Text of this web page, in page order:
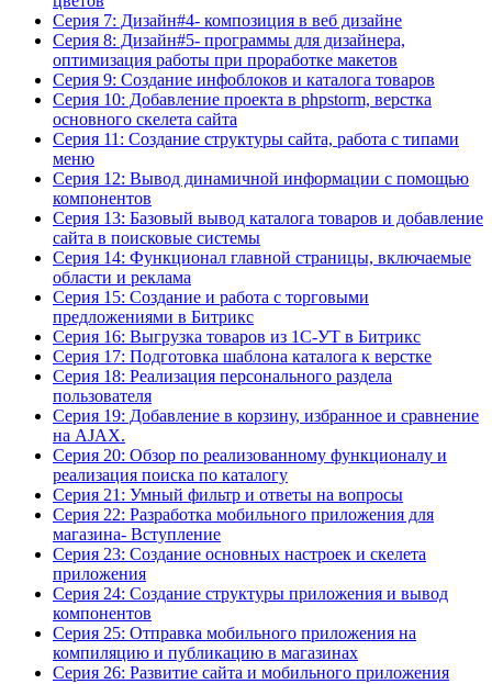
Серия 7: Дизайн#4- композиция в веб дизайне
Серия 8: Дизайн#5- программы для дизайнера,
оптимизация работы при проработке макетов
Серия 9: Создание инфоблоков и каталога товаров
Серия 10: Добавление проекта в phpstorm, верстка
основного скелета сайта
Серия 11: Создание структуры сайта, работа с типами
меню
Серия 12: Вывод динамичной информации с помощью
компонентов
Серия 13: Базовый вывод каталога товаров и добавление
сайта в поисковые системы
Серия 14: Функционал главной страницы, включаемые
области и реклама
Серия 15: Создание и работа с торговыми
предложениями в Битрикс
Серия 16: Выгрузка товаров из 1С-УТ в Битрикс
Серия 17: Подготовка шаблона каталога к верстке
Серия 18: Реализация персонального раздела
пользователя
Серия 19: Добавление в корзину, избранное и сравнение
на AJAX.
Серия 20: Обзор по реализованному функционалу и
реализация поиска по каталогу
Серия 21: Умный фильтр и ответы на вопросы
Серия 22: Разработка мобильного приложения для
магазина- Вступление
Серия 23: Создание основных настроек и скелета
приложения
Серия 24: Создание структуры приложения и вывод
компонентов
Серия 25: Отправка мобильного приложения на
компиляцию и публикацию в магазинах
Серия 26: Развитие сайта и мобильного приложения